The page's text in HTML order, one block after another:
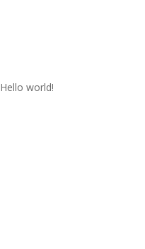
Hello world!